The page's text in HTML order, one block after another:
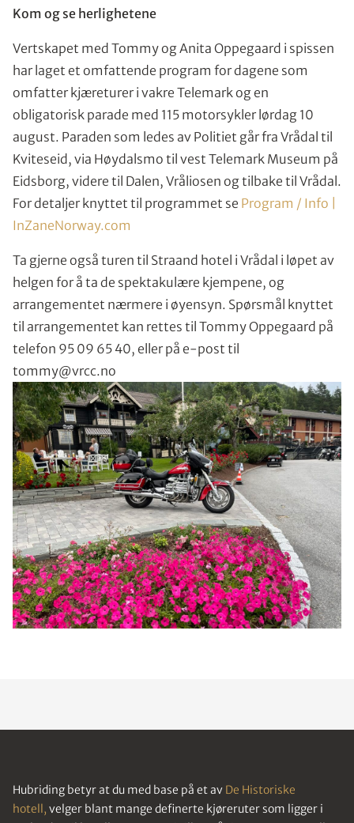
Kom og se herlighetene
Vertskapet med Tommy og Anita Oppegaard i spissen
har laget et omfattende program for dagene som
omfatter kjæreturer i vakre Telemark og en
obligatorisk parade med 115 motorsykler lørdag 10
august. Paraden som ledes av Politiet går fra Vrådal til
Kviteseid, via Høydalsmo til vest Telemark Museum på
Eidsborg, videre til Dalen, Vråliosen og tilbake til Vrådal.
For detaljer knyttet til programmet se Program / Info |
InZaneNorway.com
Ta gjerne også turen til Straand hotel i Vrådal i løpet av
helgen for å ta de spektakulære kjempene, og
arrangementet nærmere i øyensyn. Spørsmål knyttet
til arrangementet kan rettes til Tommy Oppegaard på
telefon 95 09 65 40, eller på e-post til
tommy@vrcc.no
Hubriding betyr at du med base på et av De Historiske
hotell, velger blant mange definerte kjøreruter som ligger i